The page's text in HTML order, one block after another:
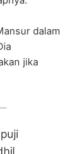
dalam
jika